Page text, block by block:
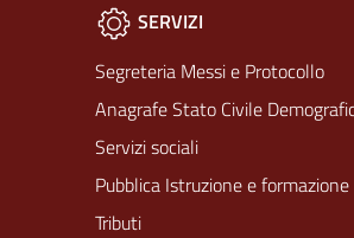
SERVIZI
Segreteria Messi e Protocollo
Anagrafe Stato Civile
Servizi sociali
Pubblica Istruzione e formazione
Tributi